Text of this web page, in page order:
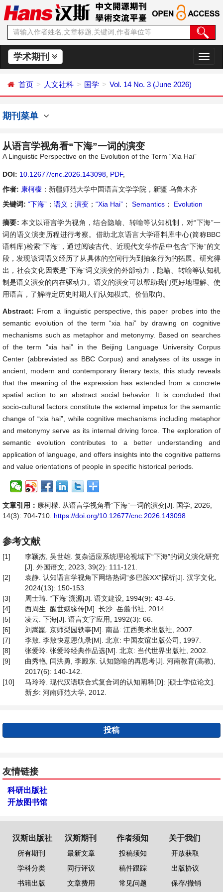
学术期刊
切
换
首页 人文社科 国学 Vol. 14 No. 3 (June 2026)
期刊菜单
从语言学视角看“下海”一词的演变
A Linguistic Perspective on the Evolution of the Term “Xia Hai”
DOI: 10.12677/cnc.2026.143098 PDF,
作者: 康柯檬 ：新疆师范大学中国语言文学学院，新疆 乌鲁木齐
关键词: “下海” ； 语义 ； 演变 ； “Xia Hai” ； Semantics ； Evolution
摘要:本文以语言学为视角，结合隐喻、转喻等认知机制，对“下海”一
词的语义演变历程进行考察。借助北京语言大学语料库中心(简称BBC
语料库)检索“下海”，通过阅读古代、近现代文学作品中包含“下海”的文
段，发现该词语义经历了从具体的空间行为到抽象行为的拓展。研究得
出，社会文化因素是“下海”词义演变的外部动力，隐喻、转喻等认知机
制是语义演变的内在驱动力。语义的演变可以帮助我们更好地理解、使
用语言，了解特定历史时期人们认知模式、价值取向。
Abstract: From a linguistic perspective, this paper probes into the
semantic evolution of the term “xia hai” by drawing on cognitive
mechanisms such as metaphor and metonymy. Based on searches
of the term “xia hai” in the Beijing Language University Corpus
Center (abbreviated as BBC Corpus) and analyses of its usage in
ancient, modern and contemporary literary texts, this study reveals
that the meaning of the expression has extended from a concrete
spatial action to an abstract social behavior. It is concluded that
socio-cultural factors constitute the external impetus for the semantic
change of “xia hai”, while cognitive mechanisms including metaphor
and metonymy serve as its internal driving force. The exploration of
semantic evolution contributes to a better understanding and
application of language, and offers insights into the cognitive patterns
and value orientations of people in specific historical periods.
文章引用： 康柯檬. 从语言学视角看“下海”一词的演变[J]. 国学, 2026,
14(3): 704-710. https://doi.org/10.12677/cnc.2026.143098
参考文献
[1]
李颖杰, 吴世雄. 复杂适应系统理论视域下“下海”的词义演化研究
[J]. 外国语文, 2023, 39(2): 111-121.
[2]
袁静. 认知语言学视角下网络热词“多巴胺XX”探析[J]. 汉字文化,
2024(13): 150-153.
[3]
周士琦. “下海”溯源[J]. 语文建设, 1994(9): 43-45.
[4]
西周生. 醒世姻缘传[M]. 长沙: 岳麓书社, 2014.
[5]
凌云. 下海[J]. 语言文字应用, 1992(3): 66.
[6]
刘嵩崑. 京师梨园轶事[M]. 南昌: 江西美术出版社, 2007.
[7]
李敖. 李敖快意恩仇录[M]. 北京: 中国友谊出版公司, 1997.
[8]
张爱玲. 张爱玲经典作品选[M]. 北京: 当代世界出版社, 2002.
[9]
曲秀艳, 闫洪勇, 李殿东. 认知隐喻的再思考[J]. 河南教育(高教),
2017(6): 140-142.
[10]
马玲玲. 现代汉语联合式复合词的认知阐释[D]: [硕士学位论文].
新乡: 河南师范大学, 2012.
投稿
友情链接
科研出版社
开放图书馆
汉斯出版社
所有期刊
学科分类
书籍出版
汉斯期刊
最新文章
同行评议
文章费用
作者须知
投稿须知
稿件跟踪
常见问题
关于我们
开放获取
出版协议
保存/撤销